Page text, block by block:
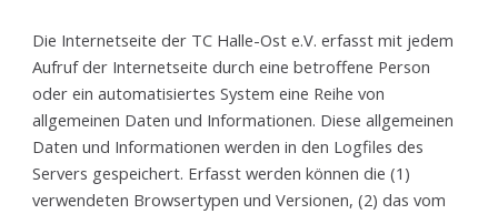
Die Internetseite der TC Halle-Ost e.V. erfasst mit jedem
Aufruf der Internetseite durch eine betroffene Person
oder ein automatisiertes System eine Reihe von
allgemeinen Daten und Informationen. Diese allgemeinen
Daten und Informationen werden in den Logfiles des
Servers gespeichert. Erfasst werden können die (1)
verwendeten Browsertypen und Versionen, (2) das vom